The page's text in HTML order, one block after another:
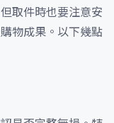
取件時也要注意安
物成果。以下幾點